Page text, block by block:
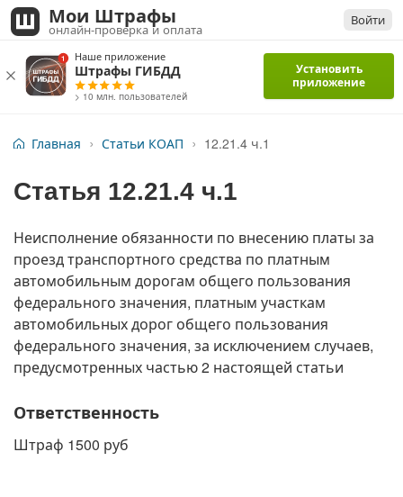
Мои Штрафы
онлайн-проверка и оплата
Войти
Наше приложение
Штрафы ГИБДД
> 10 млн. пользователей
Установить
приложение
Главная Статьи КОАП 12.21.4 ч.1
Статья 12.21.4 ч.1
Неисполнение обязанности по внесению платы за
проезд транспортного средства по платным
автомобильным дорогам общего пользования
федерального значения, платным участкам
автомобильных дорог общего пользования
федерального значения, за исключением случаев,
предусмотренных частью 2 настоящей статьи
Ответственность
Штраф 1500 руб